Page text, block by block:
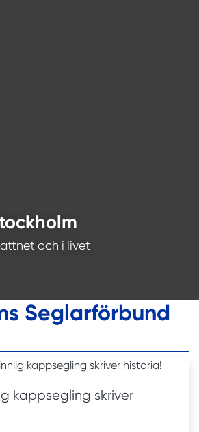
och i livet
Seglarförbund
kappsegling skriver